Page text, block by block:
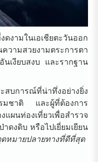
งามในเอเชียตะวันออก
วามสวยงามตระการตา
เงียบสงบ และรากฐาน
บการณ์ที่น่าทึ่งอย่างยิ่ง
มชาติ และผู้ที่ต้องการ
ผนท่องเที่ยวเพื่อสำรวจ
ดงดิบ หรือไปเยี่ยมเยียน
หมายปลายทางที่ดีที่สุด